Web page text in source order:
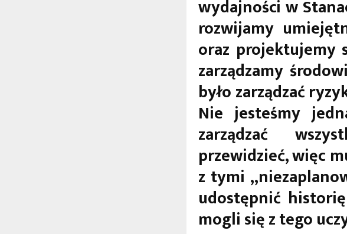
wydajności w
rozwijamy
oraz projektujemy
zarządzamy
było zarządzać
Nie jesteśmy
zarządzać
przewidzieć, więc
z tymi
udostępnić
mogli się z tego